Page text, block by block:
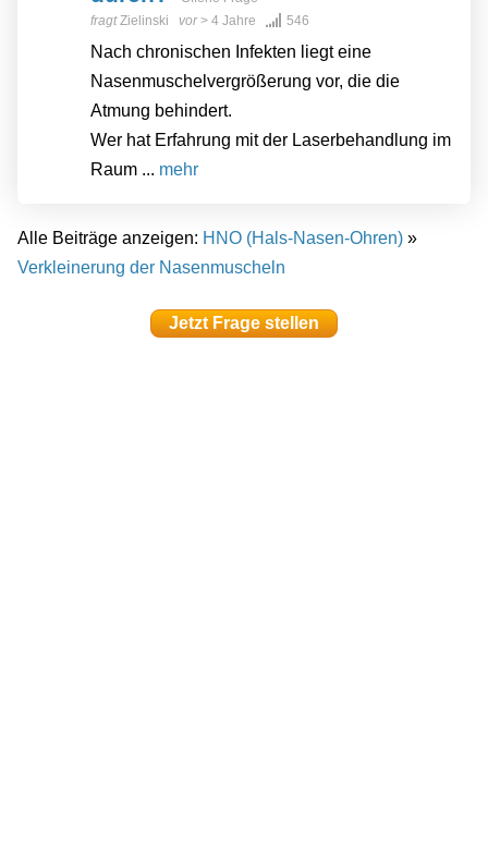
fragtZielinski vor> 4 Jahre 546
Nach chronischen Infekten liegt eine
Nasenmuschelvergrößerung vor, die die
Atmung behindert.
Wer hat Erfahrung mit der Laserbehandlung im
Raum ... mehr
Alle Beiträge anzeigen: HNO (Hals-Nasen-Ohren) »
Verkleinerung der Nasenmuscheln
Jetzt Frage stellen